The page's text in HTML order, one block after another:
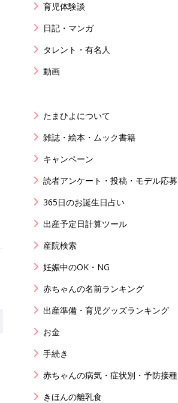
育児体験談
日記・マンガ
タレント・有名人
動画
たまひよについて
雑誌・絵本・ムック書籍
キャンペーン
読者アンケート・投稿・モデル応募
365日のお誕生日占い
出産予定日計算ツール
産院検索
妊娠中のOK・NG
赤ちゃんの名前ランキング
出産準備・育児グッズランキング
お金
手続き
赤ちゃんの病気・症状別・予防接種
きほんの離乳食